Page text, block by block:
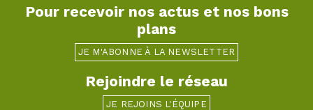
Pour recevoir nos actus et nos bons
plans
JE M'ABONNE À LA NEWSLETTER
Rejoindre le réseau
JE REJOINS L'ÉQUIPE